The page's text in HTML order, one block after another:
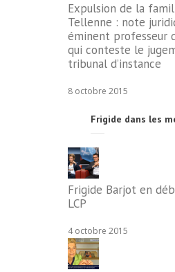
Expulsion de la
Tellenne : note
éminent professeur
qui conteste le
tribunal d’instance
8 octobre 2015
Frigide dans les
Frigide Barjot en
LCP
4 octobre 2015